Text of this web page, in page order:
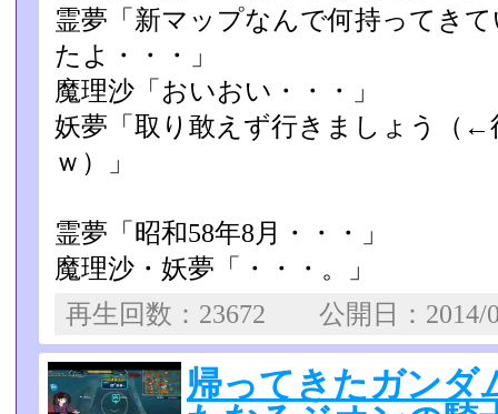
霊夢「新マップなんで何持ってき
たよ・・・」
魔理沙「おいおい・・・」
妖夢「取り敢えず行きましょう（←
ｗ）」
霊夢「昭和58年8月・・・」
魔理沙・妖夢「・・・。」
再生回数：23672 公開日：
帰ってきたガンダ